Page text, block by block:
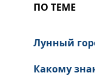
ПО ТЕМЕ
Лунный
Какому